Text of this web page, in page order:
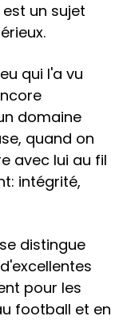
un sujet
qui l'a vu
domaine
quand on
avec lui au fil
intégrité,
distingue
pour les
football et en